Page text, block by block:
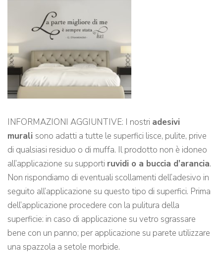
INFORMAZIONI AGGIUNTIVE: I nostri adesivi
murali sono adatti a tutte le superfici lisce, pulite, prive
di qualsiasi residuo o di muffa. Il prodotto non è idoneo
all’applicazione su supporti ruvidi o a buccia d’arancia.
Non rispondiamo di eventuali scollamenti dell’adesivo in
seguito all’applicazione su questo tipo di superfici. Prima
dell’applicazione procedere con la pulitura della
superficie: in caso di applicazione su vetro sgrassare
bene con un panno; per applicazione su parete utilizzare
una spazzola a setole morbide.